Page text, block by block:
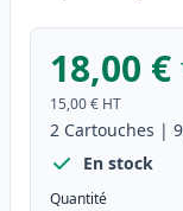
18,00 €
15,00 € HT
2 Cartouches |
En stock
Quantité